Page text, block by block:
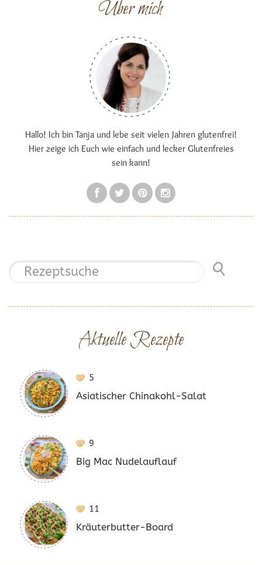
Über mich
Hallo! Ich bin Tanja und lebe seit vielen Jahren glutenfrei!
Hier zeige ich Euch wie einfach und lecker Glutenfreies
sein kann!
Aktuelle Rezepte
5
Asiatischer Chinakohl-Salat
9
Big Mac Nudelauflauf
11
Kräuterbutter-Board